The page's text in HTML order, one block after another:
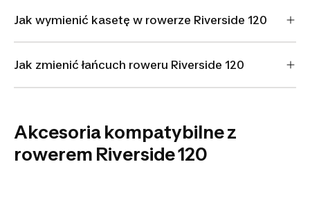
Jak wymienić kasetę w rowerze Riverside 120
Jak zmienić łańcuch roweru Riverside 120
Akcesoria kompatybilne z
rowerem Riverside 120